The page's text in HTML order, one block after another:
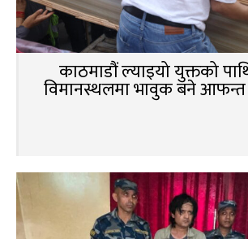
काठमाडौं ल्याइयो युक्तको
विमानस्थलमा भावुक बने